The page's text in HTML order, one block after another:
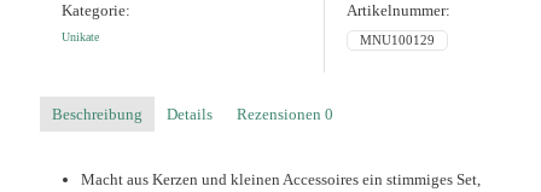
Goldakzent
Menge
Kategorie:
Unikate
Artikelnummer:
MNU100129
Beschreibung Details Rezensionen 0
Macht aus Kerzen und kleinen Accessoires ein stimmiges Set,